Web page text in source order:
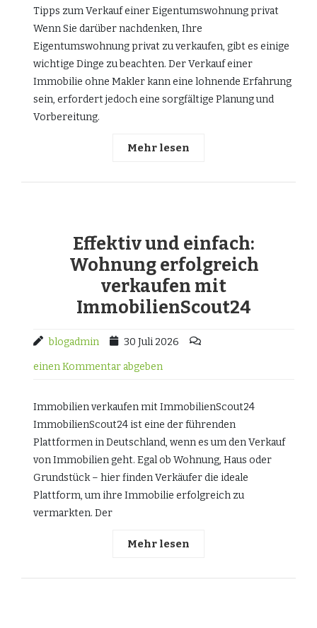
Tipps zum Verkauf einer Eigentumswohnung privat
Wenn Sie darüber nachdenken, Ihre
Eigentumswohnung privat zu verkaufen, gibt es einige
wichtige Dinge zu beachten. Der Verkauf einer
Immobilie ohne Makler kann eine lohnende Erfahrung
sein, erfordert jedoch eine sorgfältige Planung und
Vorbereitung.
Mehr lesen
Effektiv und einfach:
Wohnung erfolgreich
verkaufen mit
ImmobilienScout24
blogadmin 30 Juli 2026
einen Kommentar abgeben
Immobilien verkaufen mit ImmobilienScout24
ImmobilienScout24 ist eine der führenden
Plattformen in Deutschland, wenn es um den Verkauf
von Immobilien geht. Egal ob Wohnung, Haus oder
Grundstück – hier finden Verkäufer die ideale
Plattform, um ihre Immobilie erfolgreich zu
vermarkten. Der
Mehr lesen